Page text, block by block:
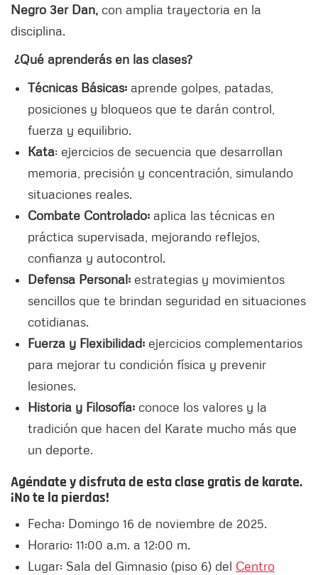
Negro 3er Dan, con amplia trayectoria en la
disciplina.
¿Qué aprenderás en las clases?
Técnicas Básicas: aprende golpes, patadas,
posiciones y bloqueos que te darán control,
fuerza y equilibrio.
Kata: ejercicios de secuencia que desarrollan
memoria, precisión y concentración, simulando
situaciones reales.
Combate Controlado: aplica las técnicas en
práctica supervisada, mejorando reflejos,
confianza y autocontrol.
Defensa Personal: estrategias y movimientos
sencillos que te brindan seguridad en situaciones
cotidianas.
Fuerza y Flexibilidad: ejercicios complementarios
para mejorar tu condición física y prevenir
lesiones.
Historia y Filosofía: conoce los valores y la
tradición que hacen del Karate mucho más que
un deporte.
Agéndate y disfruta de esta clase gratis de karate.
¡No te la pierdas!
Fecha: Domingo 16 de noviembre de 2025.
Horario: 11:00 a.m. a 12:00 m.
Lugar: Sala del Gimnasio (piso 6) del Centro